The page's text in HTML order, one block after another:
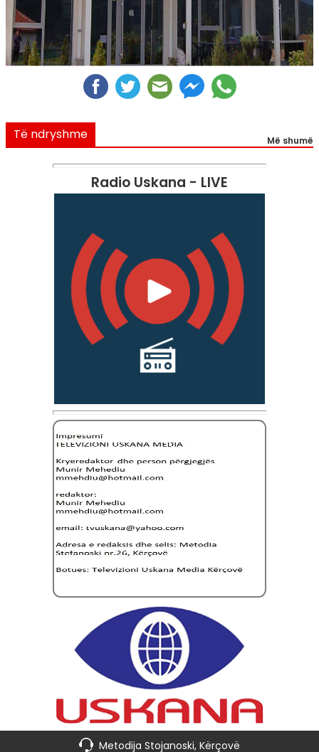
Të ndryshme Më shumë
Radio Uskana - LIVE
Metodija Stojanoski, Kërçovë